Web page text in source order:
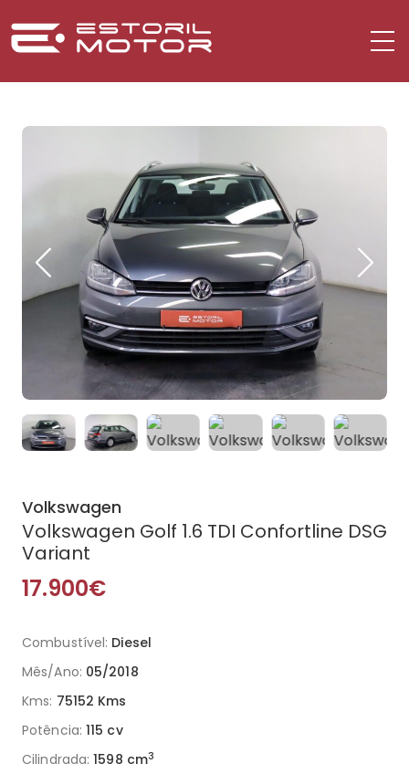
Volkswagen
Volkswagen Golf 1.6 TDI Confortline DSG
Variant
17.900€
Combustível: Diesel
Mês/Ano: 05/2018
Kms: 75152 Kms
Potência: 115 cv
Cilindrada: 1598 cm3